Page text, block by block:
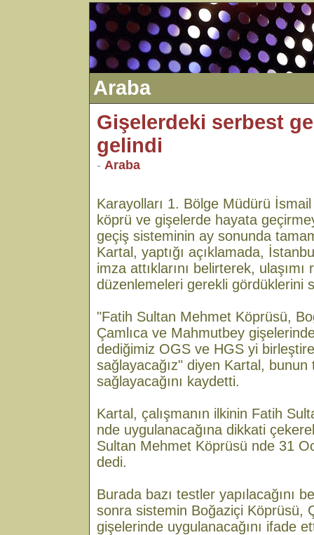
Araba
Gişelerdeki serbest
gelindi
- Araba
Karayolları 1. Bölge Müdürü
köprü ve gişelerde hayata
geçiş sisteminin ay sonunda
Kartal, yaptığı açıklamada,
imza attıklarını belirterek,
düzenlemeleri gerekli gördüklerini
"Fatih Sultan Mehmet Köprüsü,
Çamlıca ve Mahmutbey
dediğimiz OGS ve HGS yi
sağlayacağız" diyen Kartal, bunun
sağlayacağını kaydetti.
Kartal, çalışmanın ilkinin Fatih
nde uygulanacağına dikkati
Sultan Mehmet Köprüsü nde 31
dedi.
Burada bazı testler yapılacağını
sonra sistemin Boğaziçi Köprüsü,
gişelerinde uygulanacağını ifade